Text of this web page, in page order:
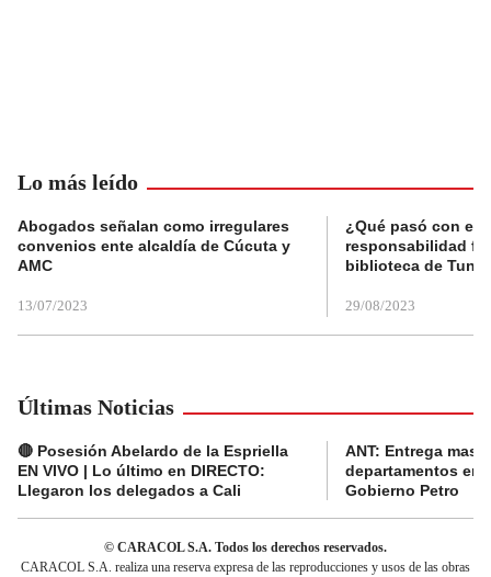
Lo más leído
Abogados señalan como irregulares
convenios ente alcaldía de Cúcuta y
AMC
13/07/2023
¿Qué pasó con el
responsabilidad
biblioteca de
29/08/2023
Últimas Noticias
🔴 Posesión Abelardo de la Espriella
EN VIVO | Lo último en DIRECTO:
Llegaron los delegados a Cali
ANT: Entrega
departamentos en
Gobierno Petro
© CARACOL S.A. Todos los derechos reservados.
CARACOL S.A. realiza una reserva expresa de las reproducciones y usos de las obras